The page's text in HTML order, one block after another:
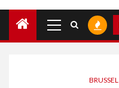
menu
BRUSSEL